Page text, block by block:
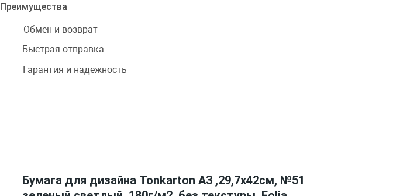
Преимущества
Обмен и возврат
Быстрая отправка
Гарантия и надежность
Бумага для дизайна Tonkarton А3 ,29,7х42см, №51